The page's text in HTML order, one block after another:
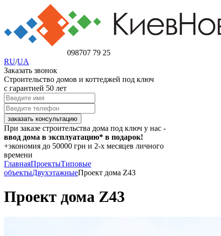
098707 79 25
RU/UA
Заказать звонок
Строительство домов и коттеджей под ключ
с гарантией 50 лет
При заказе строительства дома под ключ у нас -
ввод дома в эксплуатацию* в подарок!
+экономия до 50000 грн и 2-х месяцев личного
времени
ГлавнаяПроектыТиповые
объектыДвухэтажныеПроект дома Z43
Проект дома Z43